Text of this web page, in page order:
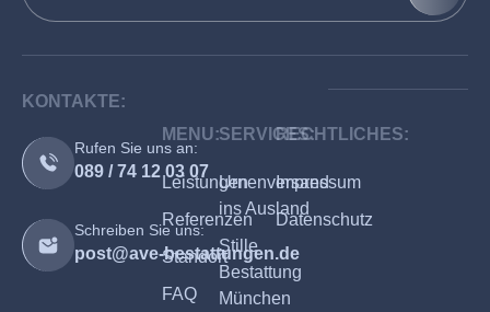
KONTAKTE:
Rufen Sie uns an:
089 / 74 12 03 07
Schreiben Sie uns:
post@ave-bestattungen.de
MENU:
Leistungen
Referenzen
Standort
FAQ
SERVICES:
Urnenversand
ins Ausland
Stille
Bestattung
München
RECHTLICHES:
Impressum
Datenschutz